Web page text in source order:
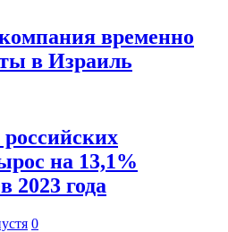
временно
в Израиль
на 13,1%
2023 года
0